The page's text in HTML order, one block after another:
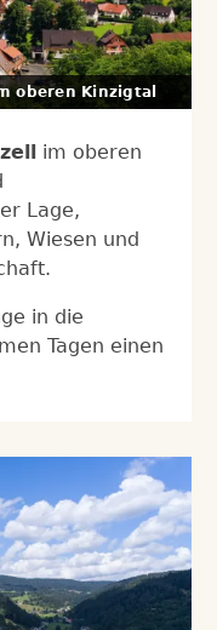
oberen Kinzigtal
im oberen
Lage,
Wiesen und
in die
Tagen einen